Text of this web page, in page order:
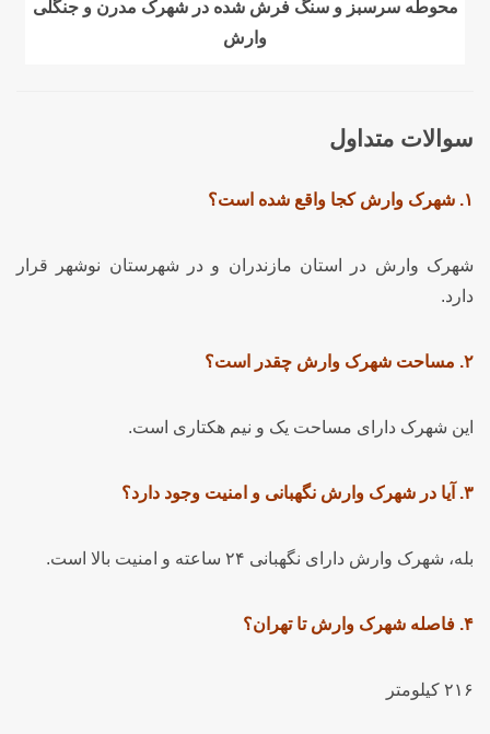
محوطه سرسبز و سنگ فرش شده در شهرک مدرن و جنگلی
وارش
سوالات متداول
۱. شهرک وارش کجا واقع شده است؟
شهرک وارش در استان مازندران و در شهرستان نوشهر قرار
دارد.
۲. مساحت شهرک وارش چقدر است؟
این شهرک دارای مساحت یک و نیم هکتاری است.
۳. آیا در شهرک وارش نگهبانی و امنیت وجود دارد؟
بله، شهرک وارش دارای نگهبانی ۲۴ ساعته و امنیت بالا است.
۴. فاصله شهرک وارش تا تهران؟
۲۱۶ کیلومتر